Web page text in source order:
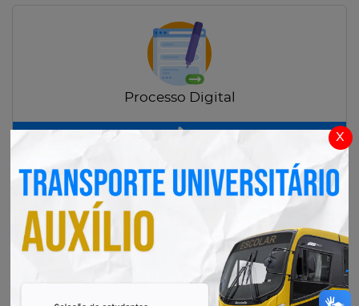
x
Processo Digital
Radar Transparência Pública